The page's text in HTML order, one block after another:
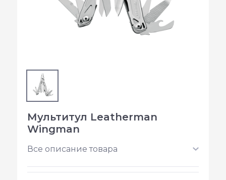
Мультитул Leatherman
Wingman
Все описание товара